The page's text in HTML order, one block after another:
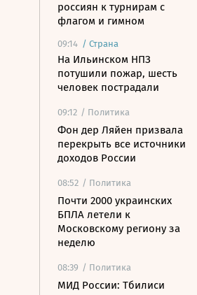
россиян к турнирам с
флагом и гимном
09:14 / Страна
На Ильинском НПЗ
потушили пожар, шесть
человек пострадали
09:12 / Политика
Фон дер Ляйен призвала
перекрыть все источники
доходов России
08:52 / Политика
Почти 2000 украинских
БПЛА летели к
Московскому региону за
неделю
08:39 / Политика
МИД России: Тбилиси